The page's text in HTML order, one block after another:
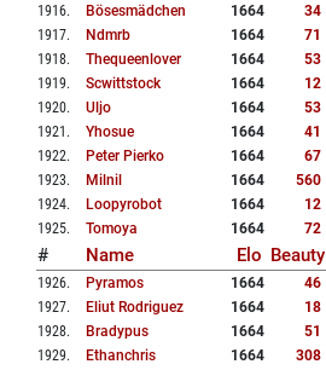
1916. Bösesmädchen 1664 34
1917. Ndmrb 1664 71
1918. Thequeenlover 1664 53
1919. Scwittstock 1664 12
1920. Uljo 1664 53
1921 . Yhosue 1664 41
1922. Peter Pierko 1664 67
1923. Milnil 1664 560
1924. Loopyrobot 1664 12
1925. Tomoya 1664 72
# Name Elo Beauty
1926. Pyramos 1664 46
1927. Eliut Rodriguez 1664 18
1928. Bradypus 1664 51
1929. Ethanchris 1664 308